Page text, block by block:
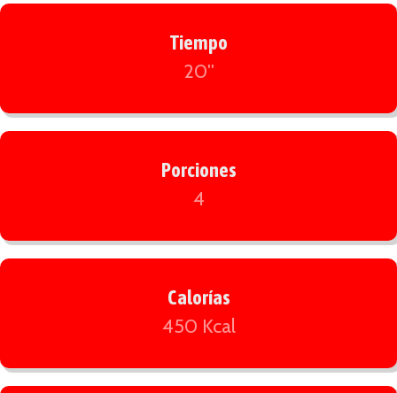
Tiempo
20''
Porciones
4
Calorías
450 Kcal